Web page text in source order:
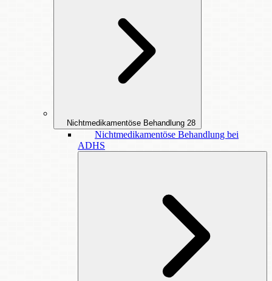
Nichtmedikamentöse Behandlung 28
Nichtmedikamentöse Behandlung bei
ADHS